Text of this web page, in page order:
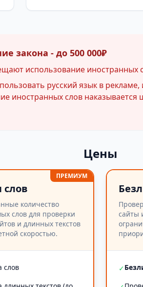
закона - до 500 000₽
использование иностранных
русский язык в
иностранных слов наказывается
Цены
ПРЕМИУМ
слов
количество
слов для проверки
и длинных текстов
скоростью.
слов
сайты
✓